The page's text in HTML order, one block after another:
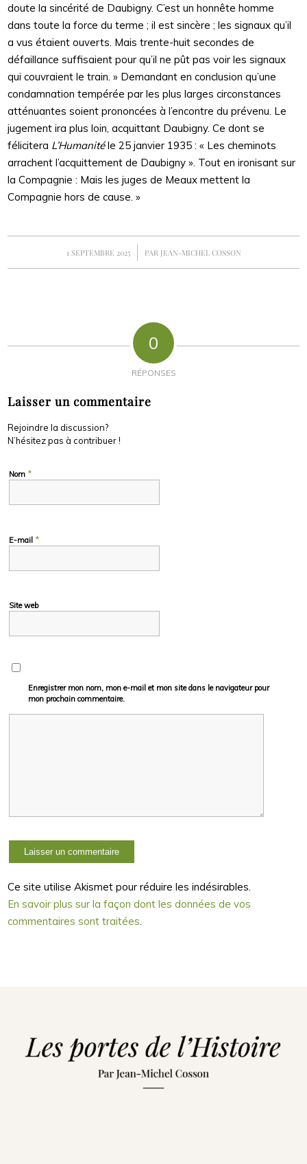
doute la sincérité de Daubigny. C’est un honnête homme
dans toute la force du terme ; il est sincère ; les signaux qu’il
a vus étaient ouverts. Mais trente-huit secondes de
défaillance suffisaient pour qu’il ne pût pas voir les signaux
qui couvraient le train. » Demandant en conclusion qu’une
condamnation tempérée par les plus larges circonstances
atténuantes soient prononcées à l’encontre du prévenu. Le
jugement ira plus loin, acquittant Daubigny. Ce dont se
félicitera L’Humanitéle 25 janvier 1935 : « Les cheminots
arrachent l’acquittement de Daubigny ». Tout en ironisant sur
la Compagnie : Mais les juges de Meaux mettent la
Compagnie hors de cause. »
1 SEPTEMBRE 2025
/ PAR JEAN-MICHEL COSSON
0
RÉPONSES
Laisser un commentaire
Rejoindre la discussion?
N’hésitez pas à contribuer !
Nom *
E-mail *
Site web
Enregistrer mon nom, mon e-mail et mon site dans le navigateur pour
mon prochain commentaire.
Ce site utilise Akismet pour réduire les indésirables.
En savoir plus sur la façon dont les données de vos
commentaires sont traitées.